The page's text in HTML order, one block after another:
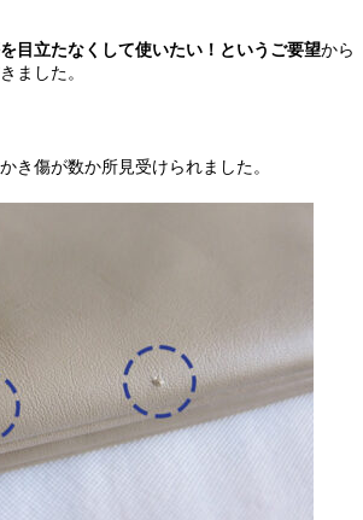
目立たなくして使いたい！というご要望から
ました。
き傷が数か所見受けられました。